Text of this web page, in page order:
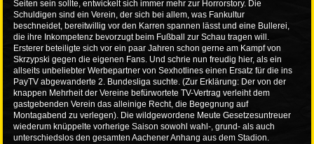
Seiten sein sollte, entwickelt sich immer mehr zur Horrorstory. Die
Schuldigen sind ein Verein, der sich bei allem, was Fankultur
beschneidet, bereitwillig vor den Karren spannen lässt und eine Bullerei,
die ihre Inkompetenz bevorzugt beim Fußball zur Schau tragen will.
Ersterer beteiligte sich vor ein paar Jahren schon gerne am Kampf von
Skrzypski gegen die eigenen Fans. Und schrie nun freudig hier, als ein
allseits unbeliebter Werbepartner von Sexhotlines einen Ersatz für die ins
PayTV abgewanderte 2. Bundesliga suchte. (Zur Erklärung: Der von der
knappen Mehrheit der Vereine befürwortete TV-Vertrag verleiht dem
gastgebenden Verein das alleinige Recht, die Begegnung auf
Montagabend zu verlegen). Die wildgewordene Meute Gesetzesuntreuer
wiederum knüppelte vorherige Saison sowohl wahl-, grund- als auch
unterschiedslos den gesamten Aachener Anhang aus dem Stadion.